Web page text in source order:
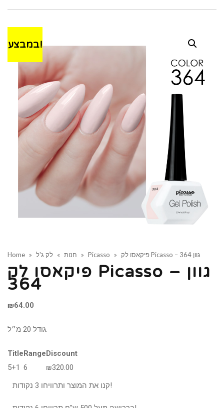
במבצע!
Home » חנות » לק ג'ל » Picasso » פיקאסו לק Picasso – גוון 364
פיקאסו לק Picasso – גוון
364
₪64.00
TitleRangeDiscount
5+1 6 ₪320.00
קנו את המוצר ותרוויחו 3 נקודות!